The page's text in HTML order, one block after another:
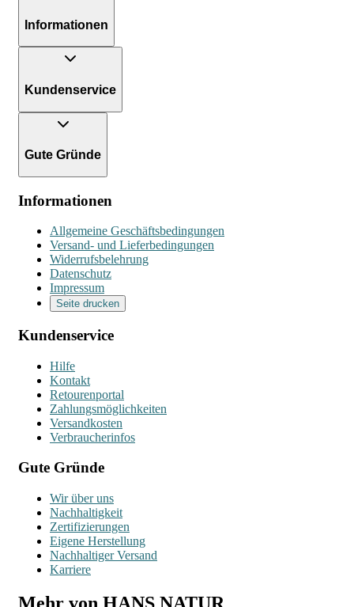
Informationen
Kundenservice
Gute Gründe
Informationen
Allgemeine Geschäftsbedingungen
Versand- und Lieferbedingungen
Widerrufsbelehrung
Datenschutz
Impressum
Seite drucken
Kundenservice
Hilfe
Kontakt
Retourenportal
Zahlungsmöglichkeiten
Versandkosten
Verbraucherinfos
Gute Gründe
Wir über uns
Nachhaltigkeit
Zertifizierungen
Eigene Herstellung
Nachhaltiger Versand
Karriere